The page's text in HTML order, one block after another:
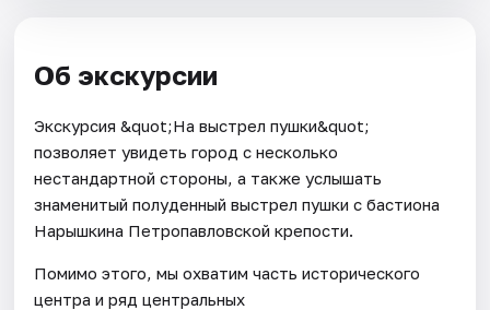
Об экскурсии
Экскурсия &quot;На выстрел пушки&quot;
позволяет увидеть город с несколько
нестандартной стороны, а также услышать
знаменитый полуденный выстрел пушки с бастиона
Нарышкина Петропавловской крепости.
Помимо этого, мы охватим часть исторического
центра и ряд центральных